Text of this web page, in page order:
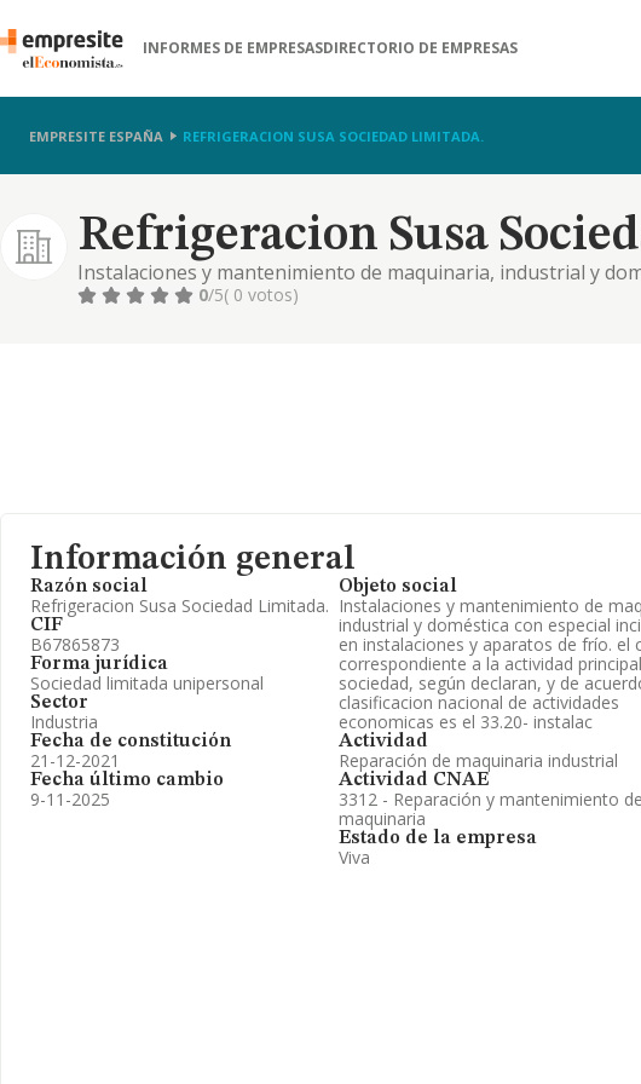
INFORMES DE EMPRESASDIRECTORIO DE EMPRESAS
EMPRESITE ESPAÑA REFRIGERACION SUSA SOCIEDAD LIMITADA.
Refrigeracion Susa
Instalaciones y mantenimiento de maquinaria, industrial y
instalaciones y aparatos de frío. el código correspondiente a
0/5( 0 votos)
Información general
Razón social
Refrigeracion Susa Sociedad Limitada.
CIF
B67865873
Forma jurídica
Sociedad limitada unipersonal
Sector
Industria
Fecha de constitución
21-12-2021
Fecha último cambio
9-11-2025
Objeto social
Instalaciones y mantenimiento de
industrial y doméstica con especial
en instalaciones y aparatos de frío. el
correspondiente a la actividad
sociedad, según declaran, y de
clasificacion nacional de actividades
economicas es el 33.20- instalac
Actividad
Reparación de maquinaria industrial
Actividad CNAE
3312 - Reparación y mantenimiento de
maquinaria
Estado de la empresa
Viva